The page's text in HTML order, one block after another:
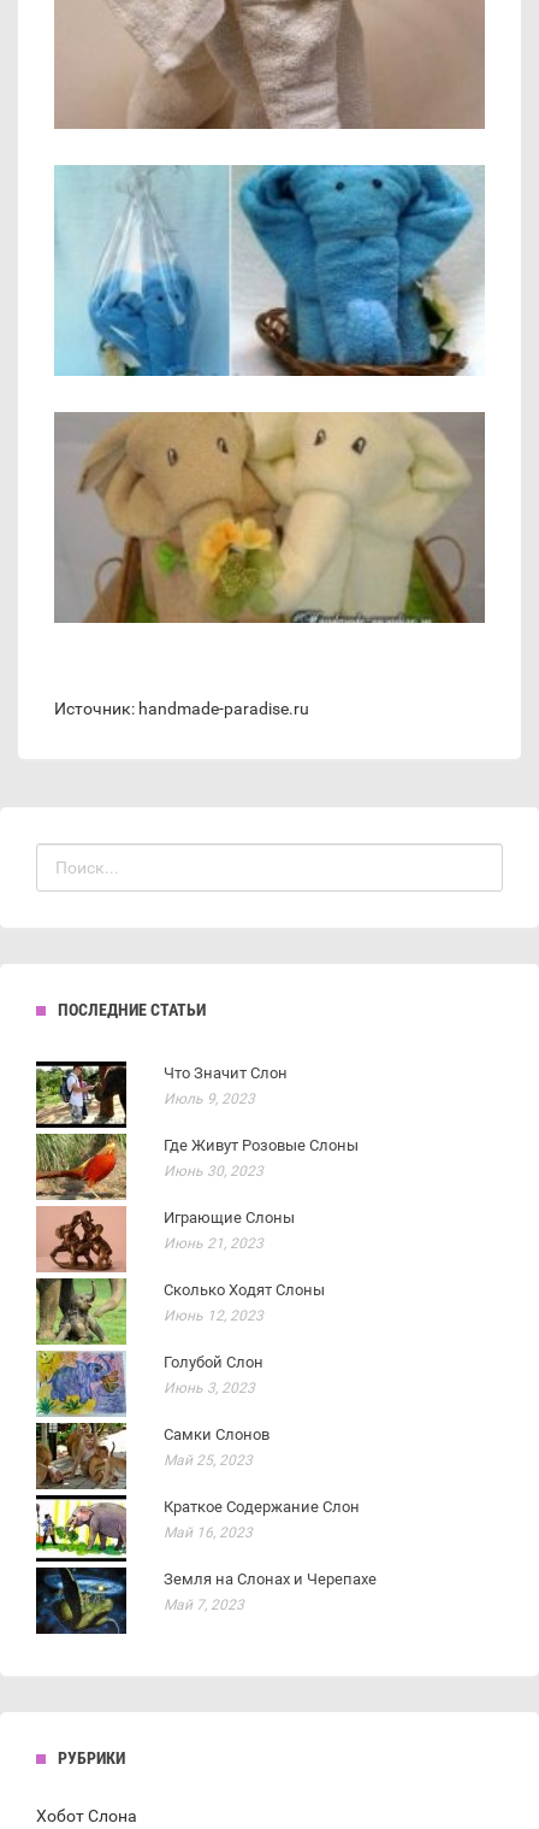
Источник: handmade-paradise.ru
ПОСЛЕДНИЕ СТАТЬИ
Что Значит Слон
Июль 9, 2023
Где Живут Розовые Слоны
Июнь 30, 2023
Играющие Слоны
Июнь 21, 2023
Сколько Ходят Слоны
Июнь 12, 2023
Голубой Слон
Июнь 3, 2023
Самки Слонов
Май 25, 2023
Краткое Содержание Слон
Май 16, 2023
Земля на Слонах и Черепахе
Май 7, 2023
РУБРИКИ
Хобот Слона